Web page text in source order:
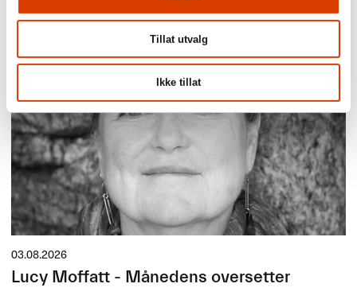
Tillat utvalg
Ikke tillat
Siste saker
03.08.2026
Lucy Moffatt - Månedens oversetter